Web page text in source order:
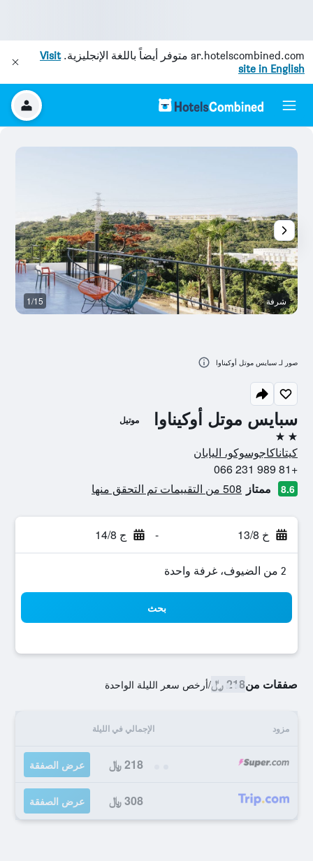
ar.hotelscombined.com متوفر أيضاً باللغة الإنجليزية.Visit
site in English
سبايس موتل أوكيناوا موتيل
2 نجمتين
كيتاناكاجوسوكو، اليابان
+81 989 231 066
8.6 ممتاز 508 من التقييمات تم التحقق منها
خ 13/8 - ج 14/8
2 من الضيوف، غرفة واحدة
بحث
صفقات من218 ﷼ /أرخص سعر الليلة الواحدة
مزود الإجمالي في الليلة
218 ﷼ عرض الصفقة
308 ﷼ عرض الصفقة
شرفة 1/15
صور لـ سبايس موتل أوكيناوا